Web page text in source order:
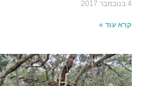
4 בנובמבר 2017
קרא עוד »